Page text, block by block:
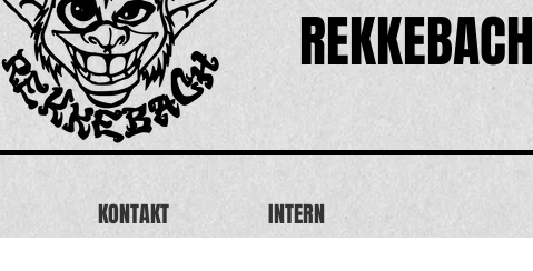
REKKEBACH
KONTAKT INTERN